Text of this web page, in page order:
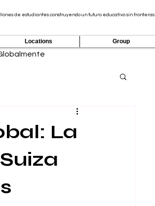
de estudiantes construyendo un futuro educativo sin fronteras
Locations Group
La